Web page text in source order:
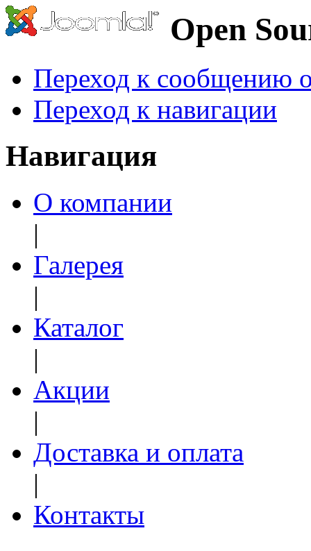
Open
Переход к сообщению
Переход к навигации
Навигация
О компании
|
Галерея
|
Каталог
|
Акции
|
Доставка и оплата
|
Контакты